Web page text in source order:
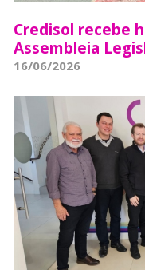
Credisol recebe
Assembleia
16/06/2026